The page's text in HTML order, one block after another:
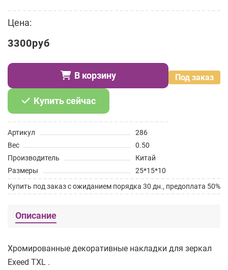
Цена:
3300руб
Под заказ
В корзину
Купить сейчас
Артикул
286
Вес
0.50
Производитель
Китай
Размеры
25*15*10
Купить под заказ с ожиданием порядка 30 дн., предоплата 50%
Описание
Хромированные декоративные накладки для зеркал
Exeed TXL .